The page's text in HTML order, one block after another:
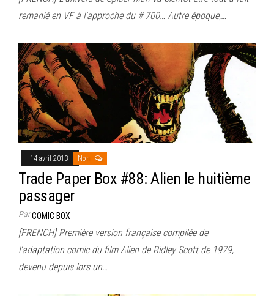
remanié en VF à l’approche du # 700… Autre époque,…
14 avril 2013 Non
Trade Paper Box #88: Alien le huitième
passager
ParCOMIC BOX
[FRENCH] Première version française compilée de
l’adaptation comic du film Alien de Ridley Scott de 1979,
devenu depuis lors un…